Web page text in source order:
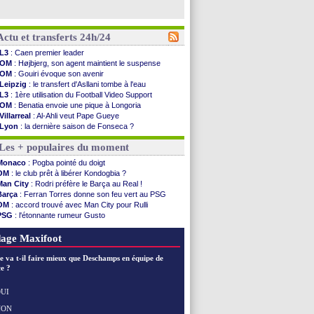
et transferts 24h/24
L3 : Caen premier leader
OM : Højbjerg, son agent maintient le suspense
OM : Gouiri évoque son avenir
Leipzig : le transfert d'Asllani tombe à l'eau
L3 : 1ère utilisation du Football Video Support
OM : Benatia envoie une pique à Longoria
Villarreal : Al-Ahli veut Pape Gueye
Lyon : la dernière saison de Fonseca ?
OM: un nouveau prétendant pour Højbjerg
Brest: un gardien norvégien en approche ?
OM: McCourt a versé 120 M€ en 2026
PSG: 4 retours dans le groupe face à Man Utd ...
Nice: Kevin Carlos va partir en Italie
L1: prison avec sursis requis contre un arbitre
Leganés: c'est signé pour Luca Zidane (off.)
Atletico: Ruggeri en route pour Aston Villa
Monaco: Filipe Luis soutient Biereth
PSG : Nsoki va signer en Croatie
Real: Mastantuono prêté à la Fiorentina (off.)
Man City
Palace
+ populaires du moment
: Pogba pointé du doigt
: le club prêt à libérer Kondogbia ?
City : Rodri préfère le Barça au Real !
: Ferran Torres donne son feu vert au PSG
: accord trouvé avec Man City pour Rulli
: l'étonnante rumeur Gusto
: Owori battu à mort à Kampala
Maxifoot
va t-il faire mieux que Deschamps en équipe de
?